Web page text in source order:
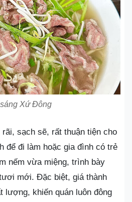
Xứ Đông
rãi, sạch sẽ, rất thuận tiện cho
để đi làm hoặc gia đình có trẻ
nếm vừa miệng, trình bày
mới. Đặc biệt, giá thành
lượng, khiến quán luôn đông